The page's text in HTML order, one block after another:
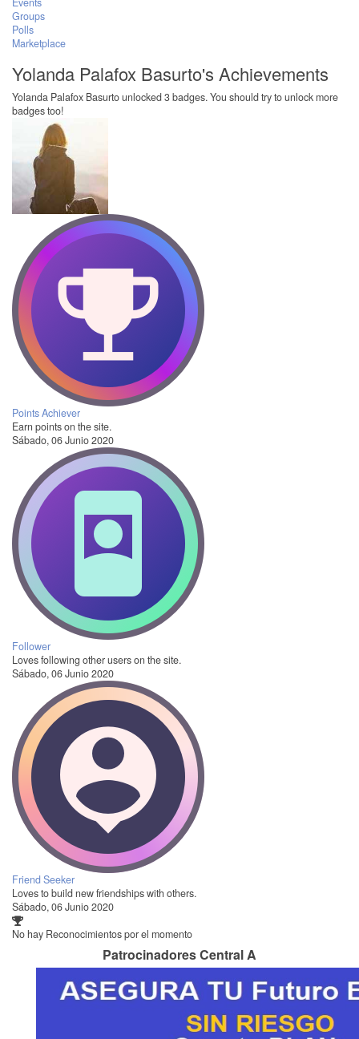
Groups
Polls
Marketplace
Yolanda Palafox Basurto's Achievements
Yolanda Palafox Basurto unlocked 3 badges. You should try to unlock more
badges too!
Points Achiever
Earn points on the site.
Sábado, 06 Junio 2020
Follower
Loves following other users on the site.
Sábado, 06 Junio 2020
Friend Seeker
Loves to build new friendships with others.
Sábado, 06 Junio 2020
No hay Reconocimientos por el momento
Patrocinadores Central A